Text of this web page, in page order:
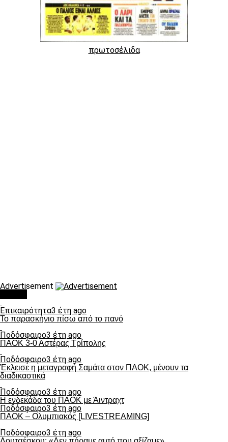
πρωτοσέλιδα
Advertisement
Επικαιρότητα3 έτη ago
Το παρασκήνιο πίσω από το πανό
Ποδόσφαιρο3 έτη ago
ΠΑΟΚ 3-0 Αστέρας Τρίπολης
Ποδόσφαιρο3 έτη ago
Έκλεισε η μεταγραφή Σαμάτα στον ΠΑΟΚ, μένουν τα
διαδικαστικά
Ποδόσφαιρο3 έτη ago
Η ενδεκάδα του ΠΑΟΚ με Άιντραχτ
Ποδόσφαιρο3 έτη ago
ΠΑΟΚ – Ολυμπιακός [LIVESTREAMING]
Ποδόσφαιρο3 έτη ago